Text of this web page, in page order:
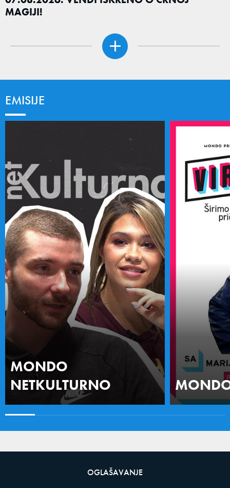
MAGIJI!
EMISIJE
MONDO
NETKULTURNO
OGLAŠAVANJE